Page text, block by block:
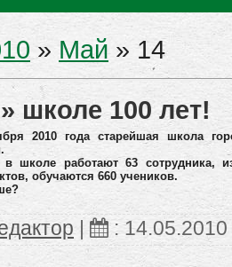
» Май » 14
школе 100 лет!
2010 года старейшая школа
в школе работают 63 сотрудника,
обучаются 660 учеников.
| : 14.05.2010